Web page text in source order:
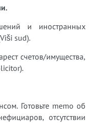
и иностранных
sud).
счетов/имущества,
Готовьте memo об
отсутствии